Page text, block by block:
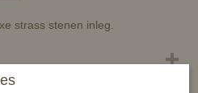
strass stenen inleg.